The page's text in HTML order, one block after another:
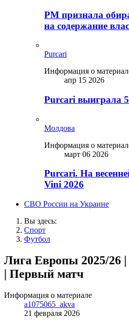
PM признала
на содержание
Purcari
Информация о
апр 15 2026
Purcari выиграла
Молдова
Информация о
март 06 2026
Purcari. На
Vini 2026
СВО России на Украине
Вы здесь:
Спорт
Футбол
Лига Европы 2025/26
| Первый матч
Информация о материале
a1075065_akva
21 февраля 2026